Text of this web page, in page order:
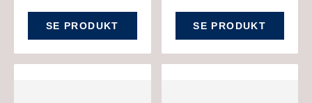
SE PRODUKT SE PRODUKT